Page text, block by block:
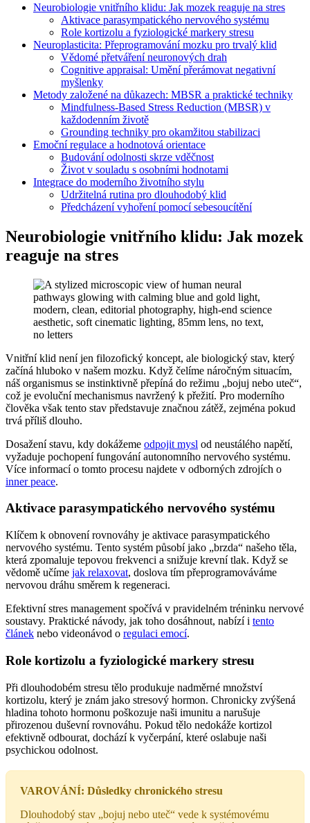
Neurobiologie vnitřního klidu: Jak mozek reaguje na stres
Aktivace parasympatického nervového systému
Role kortizolu a fyziologické markery stresu
Neuroplasticita: Přeprogramování mozku pro trvalý klid
Vědomé přetváření neuronových drah
Cognitive appraisal: Umění přerámovat negativní
myšlenky
Metody založené na důkazech: MBSR a praktické techniky
Mindfulness-Based Stress Reduction (MBSR) v
každodenním životě
Grounding techniky pro okamžitou stabilizaci
Emoční regulace a hodnotová orientace
Budování odolnosti skrze vděčnost
Život v souladu s osobními hodnotami
Integrace do moderního životního stylu
Udržitelná rutina pro dlouhodobý klid
Předcházení vyhoření pomocí sebesoucítění
Neurobiologie vnitřního klidu: Jak mozek
reaguje na stres
Vnitřní klid není jen filozofický koncept, ale biologický stav, který
začíná hluboko v našem mozku. Když čelíme náročným situacím,
náš organismus se instinktivně přepíná do režimu „bojuj nebo uteč“,
což je evoluční mechanismus navržený k přežití. Pro moderního
člověka však tento stav představuje značnou zátěž, zejména pokud
trvá příliš dlouho.
Dosažení stavu, kdy dokážeme odpojit mysl od neustálého napětí,
vyžaduje pochopení fungování autonomního nervového systému.
Více informací o tomto procesu najdete v odborných zdrojích o
inner peace.
Aktivace parasympatického nervového systému
Klíčem k obnovení rovnováhy je aktivace parasympatického
nervového systému. Tento systém působí jako „brzda“ našeho těla,
která zpomaluje tepovou frekvenci a snižuje krevní tlak. Když se
vědomě učíme jak relaxovat, doslova tím přeprogramováváme
nervovou dráhu směrem k regeneraci.
Efektivní stres management spočívá v pravidelném tréninku nervové
soustavy. Praktické návody, jak toho dosáhnout, nabízí i tento
článek nebo videonávod o regulaci emocí.
Role kortizolu a fyziologické markery stresu
Při dlouhodobém stresu tělo produkuje nadměrné množství
kortizolu, který je znám jako stresový hormon. Chronicky zvýšená
hladina tohoto hormonu poškozuje naši imunitu a narušuje
přirozenou duševní rovnováhu. Pokud tělo nedokáže kortizol
efektivně odbourat, dochází k vyčerpání, které oslabuje naši
psychickou odolnost.
VAROVÁNÍ: Důsledky chronického stresu
Dlouhodobý stav „bojuj nebo uteč“ vede k systémovému